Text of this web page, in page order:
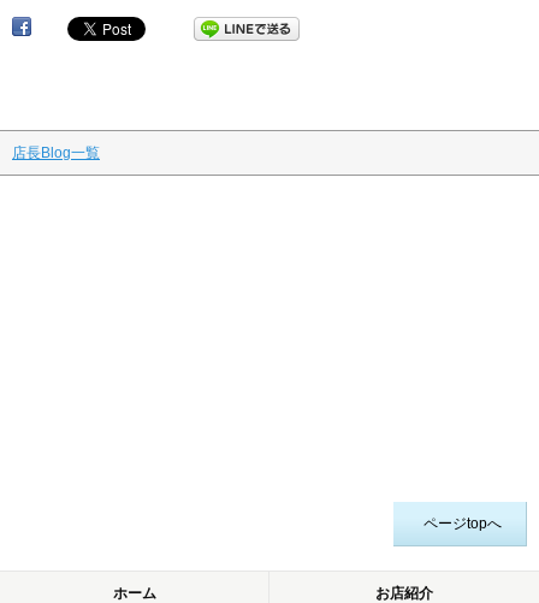
店長Blog一覧
ページtopへ
ホーム お店紹介